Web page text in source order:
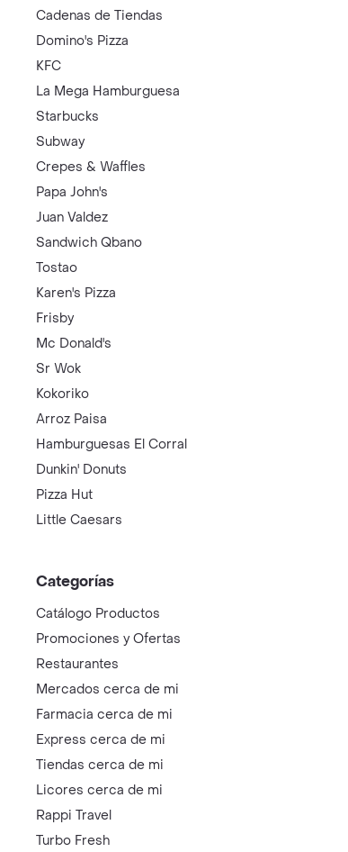
Cadenas de Tiendas
Domino's Pizza
KFC
La Mega Hamburguesa
Starbucks
Subway
Crepes & Waffles
Papa John's
Juan Valdez
Sandwich Qbano
Tostao
Karen's Pizza
Frisby
Mc Donald's
Sr Wok
Kokoriko
Arroz Paisa
Hamburguesas El Corral
Dunkin' Donuts
Pizza Hut
Little Caesars
Categorías
Catálogo Productos
Promociones y Ofertas
Restaurantes
Mercados cerca de mi
Farmacia cerca de mi
Express cerca de mi
Tiendas cerca de mi
Licores cerca de mi
Rappi Travel
Turbo Fresh